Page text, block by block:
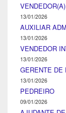
VENDEDOR(A)
13/01/2026
AUXILIAR
13/01/2026
VENDEDOR
13/01/2026
GERENTE DE
13/01/2026
PEDREIRO
09/01/2026